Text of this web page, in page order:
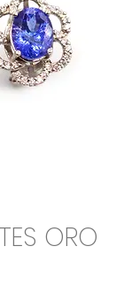
ORO